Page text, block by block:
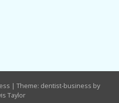
| Theme: dentist-business by
Taylor